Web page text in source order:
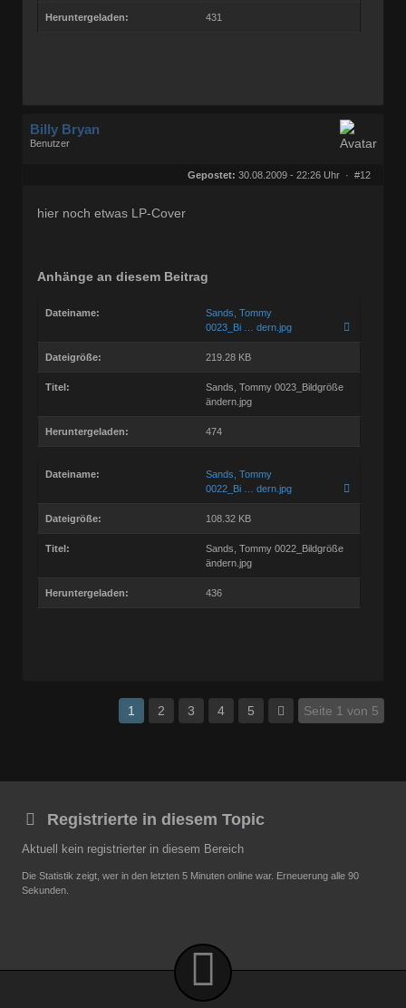
Heruntergeladen: 431
Billy Bryan
Benutzer
Gepostet: 30.08.2009 - 22:26 Uhr · #12
hier noch etwas LP-Cover
Anhänge an diesem Beitrag
Dateiname:
Sands, Tommy
0023_Bi … dern.jpg
Dateigröße: 219.28 KB
Titel:
Sands, Tommy 0023_Bildgröße
ändern.jpg
Heruntergeladen: 474
Dateiname:
Sands, Tommy
0022_Bi … dern.jpg
Dateigröße: 108.32 KB
Titel:
Sands, Tommy 0022_Bildgröße
ändern.jpg
Heruntergeladen: 436
1 2 3 4 5 Seite 1 von 5
Registrierte in diesem Topic
Aktuell kein registrierter in diesem Bereich
Die Statistik zeigt, wer in den letzten 5 Minuten online war. Erneuerung alle 90
Sekunden.